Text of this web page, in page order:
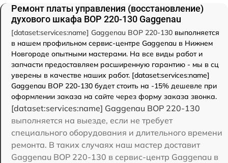
Ремонт платы управления (восстановление)
духового шкафа BOP 220-130 Gaggenau
[dataset:services:name] Gaggenau BOP 220-130 выполняется
в нашем профильном сервис-центре Gaggenau в Нижнем
Новгороде опытными мастерами. На все виды работ и
запчасти предоставляем расширенную гарантию - мы в сц
уверены в качестве наших работ. [dataset:services:name]
Gaggenau BOP 220-130 будет стоить на -15% дешевле при
оформлении заказа на сайте через форму заказа звонка.
[dataset:services:name] Gaggenau BOP 220-130
выполняется на выезде, если не требует
специального оборудования и длительного времени
ремонта. В таких случаях наш мастер доставит
Gaggenau BOP 220-130 в сервис-центр Gaggenau в